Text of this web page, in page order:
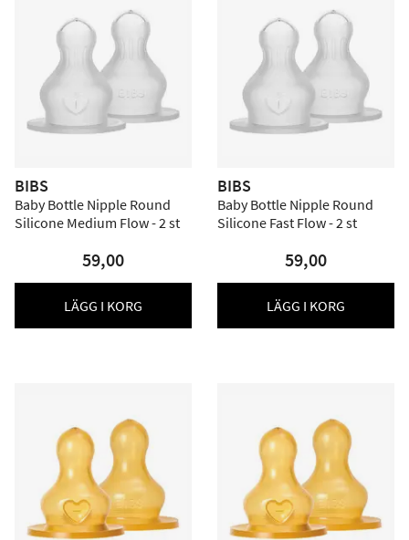
BIBS
Baby Bottle Nipple Round
Silicone Medium Flow - 2 st
59,00
LÄGG I KORG
BIBS
Baby Bottle Nipple Round
Silicone Fast Flow - 2 st
59,00
LÄGG I KORG